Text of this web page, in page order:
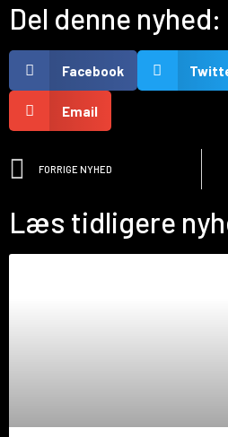
Del denne nyhed:
Facebook
Email
FORRIGE NYHED
Læs tidligere